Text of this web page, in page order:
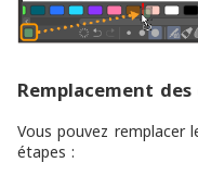
Remplacement
Vous pouvez remplacer
étapes :